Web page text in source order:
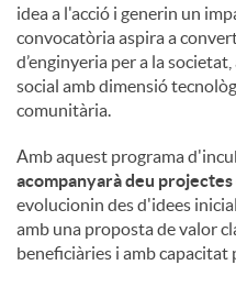
idea a l'acció i generin un
convocatòria aspira a
d’enginyeria per a la
social amb dimensió
comunitària.
Amb aquest programa
acompanyarà deu
evolucionin des d'idees
amb una proposta de valor
beneficiàries i amb capacitat